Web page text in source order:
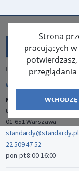
Strona
pracujących
WCHODZĘ
ISSN: 2080-5438
WYDAWCA
Media-Press Sp. z o.o.
ul. Gwiaździsta 7B/8
01-651 Warszawa
standardy@standardy.pl
22 509 47 52
pon-pt 8:00-16:00